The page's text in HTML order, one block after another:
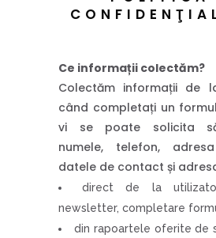
Ce informații colectăm?
Colectăm informații de
când completați un
vi se poate solicita
numele, telefon,
datele de contact și
direct de la
newsletter, completare
din rapoartele oferite de